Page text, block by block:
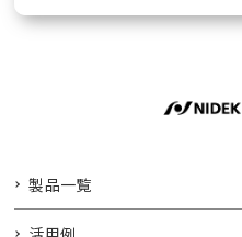
製品一覧